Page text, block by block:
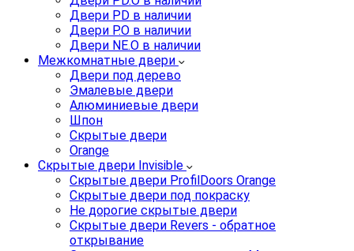
Двери PD в наличии
Двери P.O в наличии
Двери NE.O в наличии
Межкомнатные двери
Двери под дерево
Эмалевые двери
Алюминиевые двери
Шпон
Скрытые двери
Orange
Скрытые двери Invisible
Скрытые двери ProfilDoors Orange
Скрытые двери под покраску
Не дорогие скрытые двери
Скрытые двери Revers - обратное
открывание